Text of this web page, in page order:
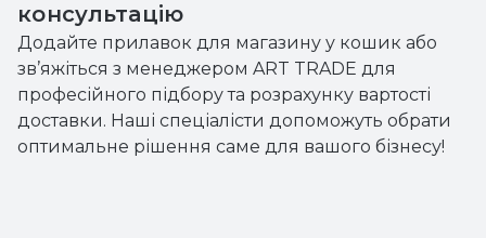
консультацію
Додайте прилавок для магазину у кошик або
зв’яжіться з менеджером ART TRADE для
професійного підбору та розрахунку вартості
доставки. Наші спеціалісти допоможуть обрати
оптимальне рішення саме для вашого бізнесу!